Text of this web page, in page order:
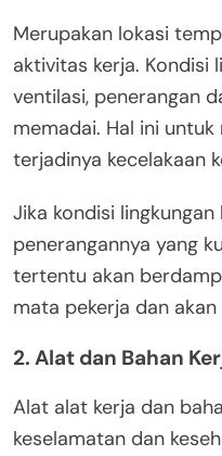
Merupakan lokasi
aktivitas kerja. Kondisi
ventilasi, penerangan
memadai. Hal ini
terjadinya kecelakaan
Jika kondisi
penerangannya yang
tertentu akan
mata pekerja dan
2. Alat dan Bahan
Alat alat kerja dan
keselamatan dan